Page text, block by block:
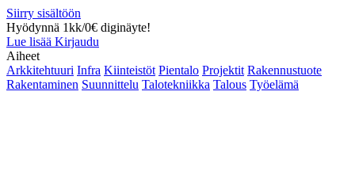
Siirry sisältöön
Hyödynnä 1kk/0€ diginäyte!
Lue lisää Kirjaudu
Aiheet
Arkkitehtuuri Infra Kiinteistöt Pientalo Projektit Rakennustuote
Rakentaminen Suunnittelu Talotekniikka Talous Työelämä